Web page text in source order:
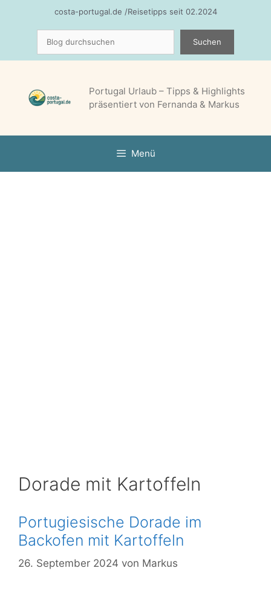
costa-portugal.de /Reisetipps seit 02.2024
Suchen
Portugal Urlaub – Tipps & Highlights
präsentiert von Fernanda & Markus
Menü
Dorade mit Kartoffeln
Portugiesische Dorade im
Backofen mit Kartoffeln
26. September 2024 von Markus